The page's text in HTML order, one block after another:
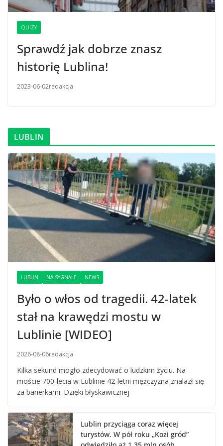
QUIZY
Sprawdź jak dobrze znasz
historię Lublina!
2023-06-02redakcja
LUBLIN
LUBLIN NA SYGNALE NEWS
Było o włos od tragedii. 42-latek
stał na krawędzi mostu w
Lublinie [WIDEO]
2026-08-06redakcja
Kilka sekund mogło zdecydować o ludzkim życiu. Na
moście 700-lecia w Lublinie 42-letni mężczyzna znalazł się
za barierkami. Dzięki błyskawicznej
Lublin przyciąga coraz więcej
turystów. W pół roku „Kozi gród”